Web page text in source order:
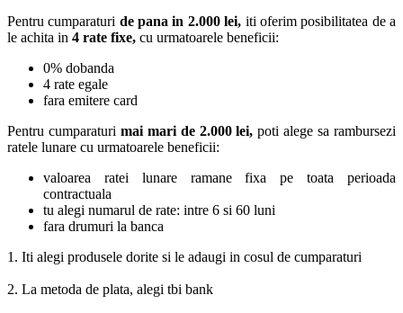
Pentru cumparaturi de pana in 2.000 lei, iti oferim posibilitatea de a
le achita in 4 rate fixe, cu urmatoarele beneficii:
0% dobanda
4 rate egale
fara emitere card
Pentru cumparaturi mai mari de 2.000 lei, poti alege sa rambursezi
ratele lunare cu urmatoarele beneficii:
valoarea ratei lunare ramane fixa pe toata perioada
contractuala
tu alegi numarul de rate: intre 6 si 60 luni
fara drumuri la banca
1. Iti alegi produsele dorite si le adaugi in cosul de cumparaturi
2. La metoda de plata, alegi tbi bank